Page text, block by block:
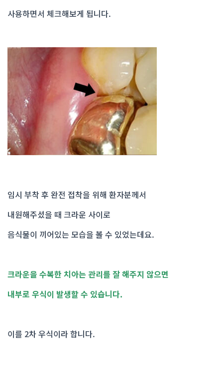
사용하면서 체크해보게 됩니다.
임시 부착 후 완전 접착을 위해 환자분께서
내원해주셨을 때 크라운 사이로
음식물이 끼어있는 모습을 볼 수 있었는데요.
크라운을 수복한 치아는 관리를 잘 해주지 않으면
내부로 우식이 발생할 수 있습니다.
이를 2차 우식이라 합니다.